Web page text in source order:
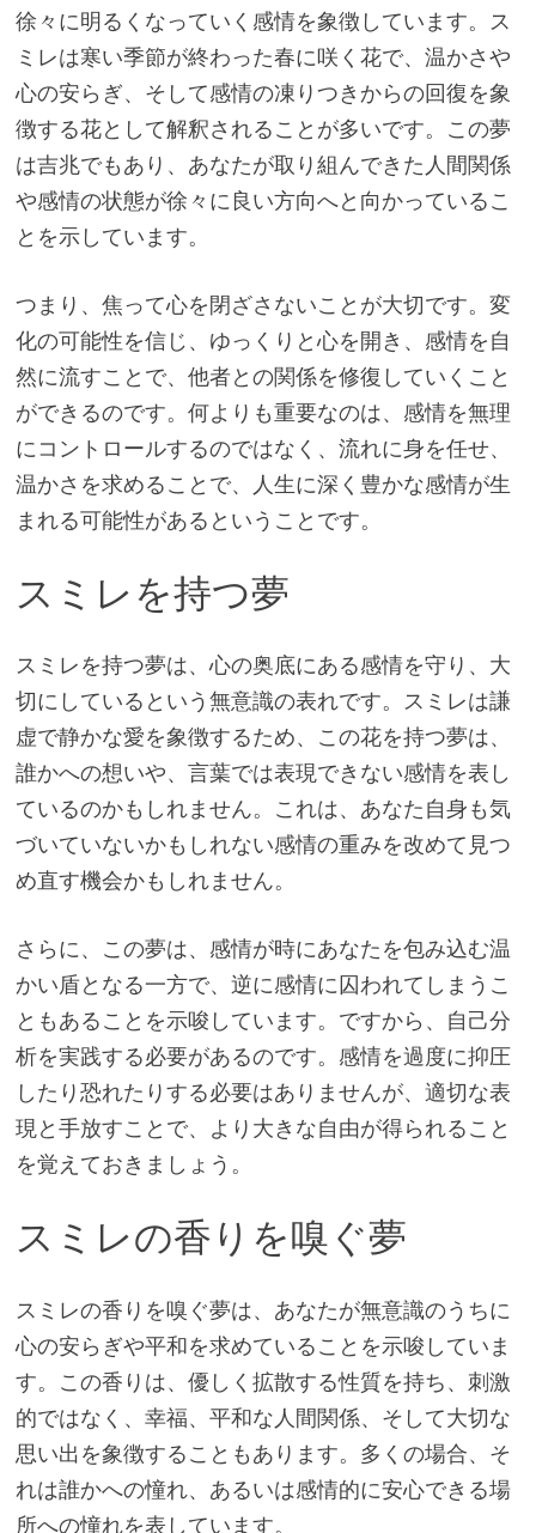
徐々に明るくなっていく感情を象徴しています。ス
ミレは寒い季節が終わった春に咲く花で、温かさや
心の安らぎ、そして感情の凍りつきからの回復を象
徴する花として解釈されることが多いです。この夢
は吉兆でもあり、あなたが取り組んできた人間関係
や感情の状態が徐々に良い方向へと向かっているこ
とを示しています。
つまり、焦って心を閉ざさないことが大切です。変
化の可能性を信じ、ゆっくりと心を開き、感情を自
然に流すことで、他者との関係を修復していくこと
ができるのです。何よりも重要なのは、感情を無理
にコントロールするのではなく、流れに身を任せ、
温かさを求めることで、人生に深く豊かな感情が生
まれる可能性があるということです。
スミレを持つ夢
スミレを持つ夢は、心の奥底にある感情を守り、大
切にしているという無意識の表れです。スミレは謙
虚で静かな愛を象徴するため、この花を持つ夢は、
誰かへの想いや、言葉では表現できない感情を表し
ているのかもしれません。これは、あなた自身も気
づいていないかもしれない感情の重みを改めて見つ
め直す機会かもしれません。
さらに、この夢は、感情が時にあなたを包み込む温
かい盾となる一方で、逆に感情に囚われてしまうこ
ともあることを示唆しています。ですから、自己分
析を実践する必要があるのです。感情を過度に抑圧
したり恐れたりする必要はありませんが、適切な表
現と手放すことで、より大きな自由が得られること
を覚えておきましょう。
スミレの香りを嗅ぐ夢
スミレの香りを嗅ぐ夢は、あなたが無意識のうちに
心の安らぎや平和を求めていることを示唆していま
す。この香りは、優しく拡散する性質を持ち、刺激
的ではなく、幸福、平和な人間関係、そして大切な
思い出を象徴することもあります。多くの場合、そ
れは誰かへの憧れ、あるいは感情的に安心できる場
所への憧れを表しています。